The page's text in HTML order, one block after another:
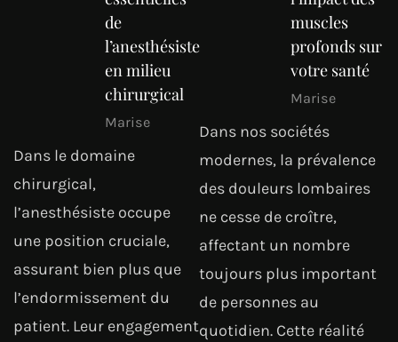
de
l’anesthésiste
en milieu
chirurgical
Marise
Dans le domaine
chirurgical,
l’anesthésiste occupe
une position cruciale,
assurant bien plus que
l’endormissement du
patient. Leur engagement
muscles
profonds sur
votre santé
Marise
Dans nos sociétés
modernes, la prévalence
des douleurs lombaires
ne cesse de croître,
affectant un nombre
toujours plus important
de personnes au
quotidien. Cette réalité